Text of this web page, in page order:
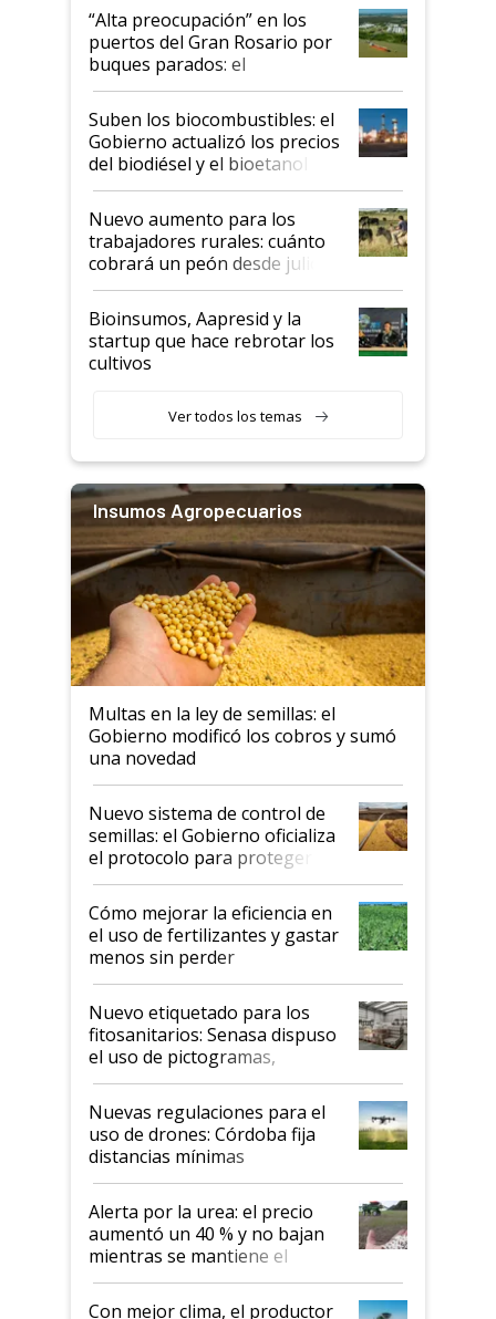
“Alta preocupación” en los
puertos del Gran Rosario por
buques parados: el
funcionamiento de las
exportadoras en tensión tras
la medida de fuerza de los
prácticos
Suben los biocombustibles: el
Gobierno actualizó los precios
del biodiésel y el bioetanol
Nuevo aumento para los
trabajadores rurales: cuánto
cobrará un peón desde julio
Bioinsumos, Aapresid y la
startup que hace rebrotar los
cultivos
Ver todos los temas
Insumos Agropecuarios
Multas en la ley de semillas: el
Gobierno modificó los cobros y sumó
una novedad
Nuevo sistema de control de
semillas: el Gobierno oficializa
el protocolo para proteger la
propiedad intelectual
Cómo mejorar la eficiencia en
el uso de fertilizantes y gastar
menos sin perder
productividad en la campaña
fina
Nuevo etiquetado para los
fitosanitarios: Senasa dispuso
el uso de pictogramas,
palabras de advertencia e
indicaciones
Nuevas regulaciones para el
uso de drones: Córdoba fija
distancias mínimas
Alerta por la urea: el precio
aumentó un 40 % y no bajan
mientras se mantiene el
conflicto en Medio Oriente
Con mejor clima, el productor